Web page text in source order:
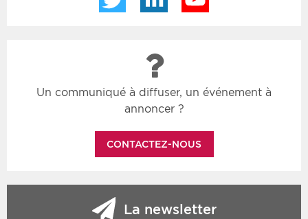
Un communiqué à diffuser, un événement à
annoncer ?
CONTACTEZ-NOUS
La newsletter